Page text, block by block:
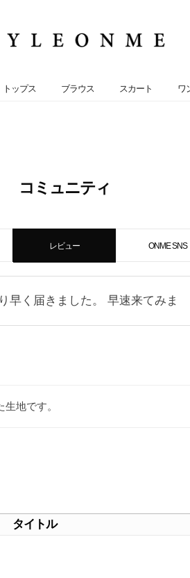
トップス ブラウス スカート ワ
コミュニティ
レビュー ONME SNS
早く届きました。 早速来てみま
地です。
タイトル